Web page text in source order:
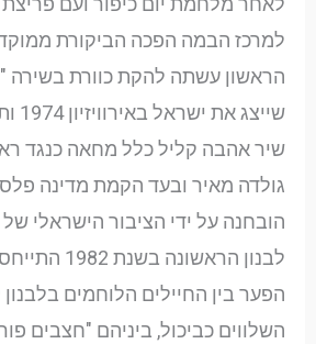
למרכז הבמה הפכה הביקורת
הראשון עשתה להקת כוורת בשירה
שיר אהבה קליל כלל מחאה כנגד
גולדה מאיר ובעד הקמת מדינה
הובחנה על ידי הציבור הישראלי
לבנון
הפער בין החיילים הלוחמים
השלווים כביכול, ביניהם "חצבים